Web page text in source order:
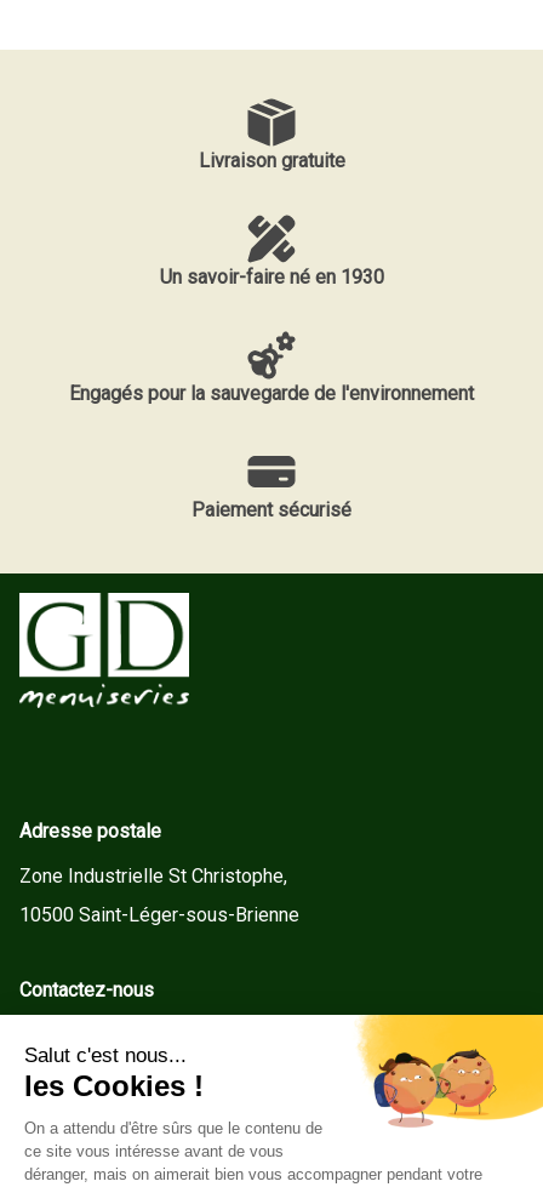
Livraison gratuite
Un savoir-faire né en 1930
Engagés pour la sauvegarde de l'environnement
Paiement sécurisé
Adresse postale
Zone Industrielle St Christophe,
10500 Saint-Léger-sous-Brienne
Contactez-nous
Tel : +33(0)3 25 92 78 60
Service client